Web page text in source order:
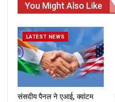
You Might Also Like
LATEST NEWS
संसदीय पैनल ने एआई, क्वांटम